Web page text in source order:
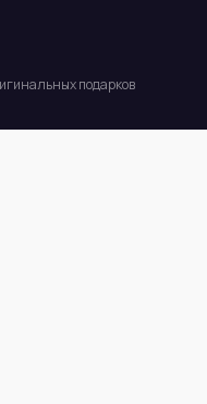
подарков